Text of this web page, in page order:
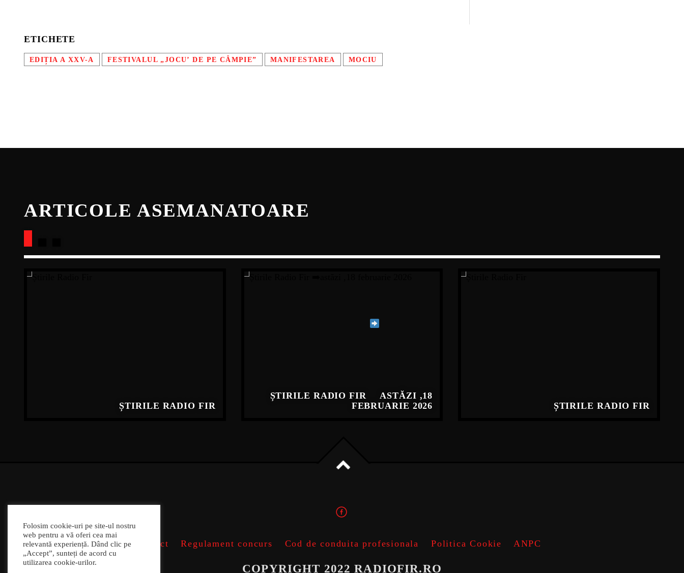
ETICHETE
EDIȚIA A XXV-A FESTIVALUL „JOCU’ DE PE CÂMPIE” MANIFESTAREA MOCIU
ARTICOLE ASEMANATOARE
ȘTIRILE RADIO FIR
ȘTIRILE RADIO FIR
ASTĂZI ,18
FEBRUARIE 2026
ȘTIRILE RADIO FIR
Contact Regulament concurs Cod de conduita profesionala Politica Cookie ANPC
COPYRIGHT 2022 RADIOFIR.RO
Folosim cookie-uri pe site-ul nostru
web pentru a vă oferi cea mai
relevantă experiență. Dând clic pe
„Accept”, sunteți de acord cu
utilizarea cookie-urilor.